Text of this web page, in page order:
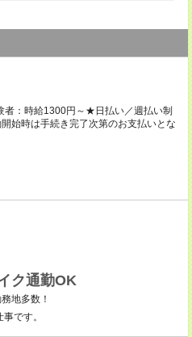
：時給1300円～★日払い／週払い制
始時は手続き完了次第のお支払いとな
ク通勤OK
地多数！
です。